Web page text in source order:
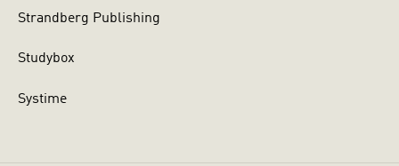
Strandberg Publishing
Studybox
Systime